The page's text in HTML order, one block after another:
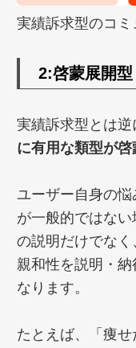
実績訴求型のコ
2:啓蒙展開型
実績訴求型とは逆
に有用な類型が啓
ユーザー自身の
が一般的ではな
の説明だけでな
親和性を説明・
なります。
たとえば、「痩